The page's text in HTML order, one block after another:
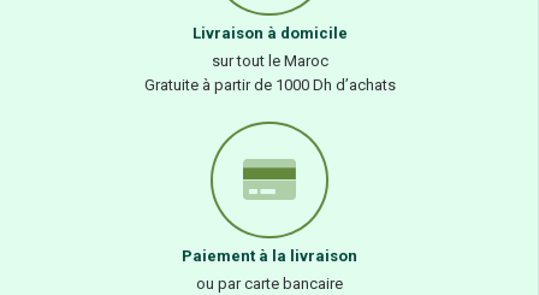
Livraison à domicile
sur tout le Maroc
Gratuite à partir de 1000 Dh d’achats
Paiement à la livraison
ou par carte bancaire